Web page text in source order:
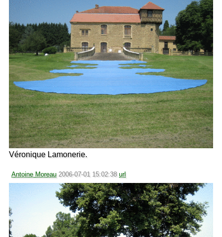
Véronique Lamonerie.
Antoine Moreau 2006-07-01 15:02:38 url